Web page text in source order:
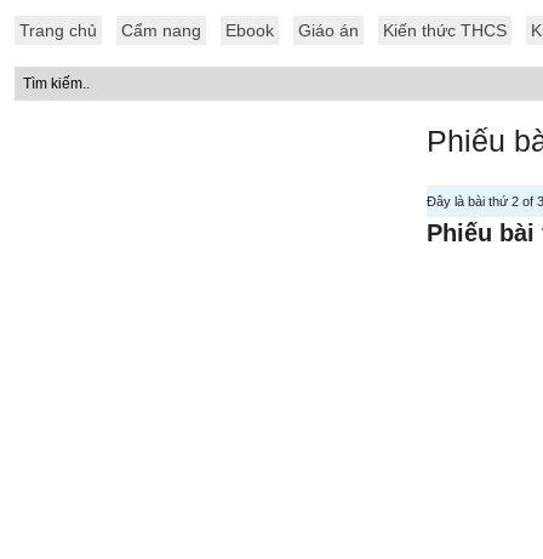
Trang chủ Cẩm nang Ebook Giáo án Kiến thức THCS
Phiếu
Đây là bài thứ 2 of
Phiếu bài